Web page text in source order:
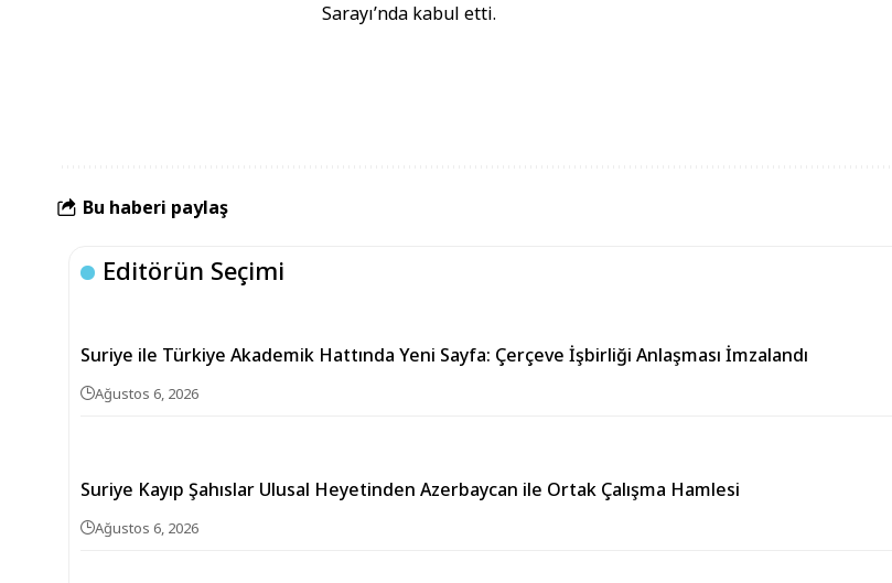
Sarayı’nda kabul etti.
Bu haberi paylaş
Editörün Seçimi
Suriye ile Türkiye Akademik Hattında Yeni Sayfa: Çerçeve İşbirliği Anlaşması İmzalandı
Ağustos 6, 2026
Suriye Kayıp Şahıslar Ulusal Heyetinden Azerbaycan ile Ortak Çalışma Hamlesi
Ağustos 6, 2026